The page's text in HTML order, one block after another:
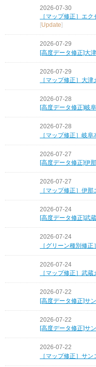
2026-07-30
［マップ修正］エ
[Update]
2026-07-29
[高度データ修正]大
2026-07-29
［マップ修正］大
2026-07-28
[高度データ修正]岐
2026-07-28
［マップ修正］岐
2026-07-27
[高度データ修正]伊
2026-07-27
［マップ修正］伊
2026-07-24
[高度データ修正]武
2026-07-24
［グリーン種別修
2026-07-24
［マップ修正］武
2026-07-22
[高度データ修正]サ
2026-07-22
[高度データ修正]サ
2026-07-22
［マップ修正］サ